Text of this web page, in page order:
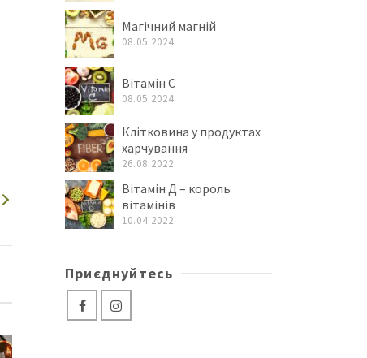
Магічний магній
08.05.2024
Вітамін C
08.05.2024
Клітковина у продуктах
харчування
26.08.2022
Вітамін Д – король
вітамінів
10.04.2022
Приєднуйтесь